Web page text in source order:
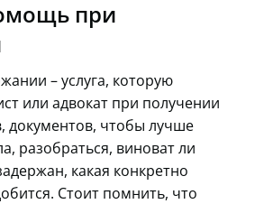
при
– услуга, которую
или адвокат при получении
документов, чтобы лучше
разобраться, виноват ли
какая конкретно
Стоит помнить, что